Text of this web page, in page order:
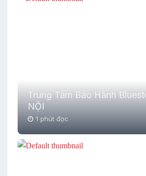
Trung Tâm Bảo Hành
NỘI
1 phút đọc